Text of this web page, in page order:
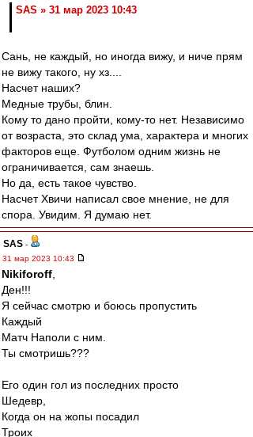
SAS » 31 мар 2023 10:43
Сань, не каждый, но иногда вижу, и ниче прям
не вижу такого, ну хз....
Насчет наших?
Медные трубы, блин.
Кому то дано пройти, кому-то нет. Независимо
от возраста, это склад ума, характера и многих
факторов еще. Футболом одним жизнь не
ограничивается, сам знаешь.
Но да, есть такое чувство.
Насчет Хвичи написал свое мнение, не для
спора. Увидим. Я думаю нет.
SAS -
31 мар 2023 10:43
Nikiforoff
Ден!!!
Я сейчас смотрю и боюсь пропустить
Каждый
Матч Наполи с ним.
Ты смотришь???
Его один гол из последних просто
Шедевр,
Когда он на жопы посадил
Троих